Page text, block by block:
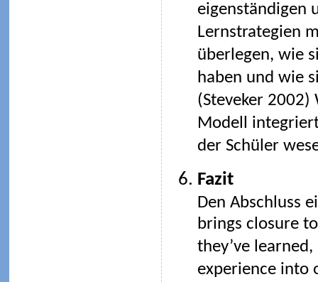
eigenständigen
Lernstrategien
überlegen, wie
haben und wie
(Steveker 2002)
Modell
der Schüler
Fazit
Den Abschluss
brings closure
they’ve
experience into